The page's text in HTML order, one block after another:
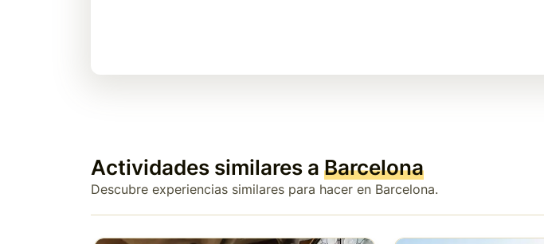
Actividades similares a Barcelona
Descubre experiencias similares para hacer en Barcelona.